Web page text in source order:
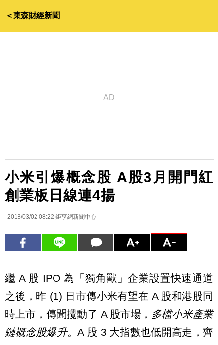
＜東森財經新聞
小米引爆概念股 A股3月開門紅
創業板日線連4揚
2018/03/02 08:22 鉅亨網新聞中心
繼 A 股 IPO 為「獨角獸」企業設置快速通道
之後，昨 (1) 日市傳小米有望在 A 股和港股同
時上市，傳聞攪動了 A 股市場， 多檔小米產業
鏈概念股爆升。A 股 3 大指數也低開高走，齊